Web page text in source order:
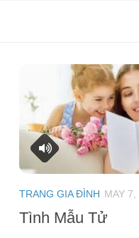
TRANG GIA ĐÌNH MAY
Tình Mẫu Tử